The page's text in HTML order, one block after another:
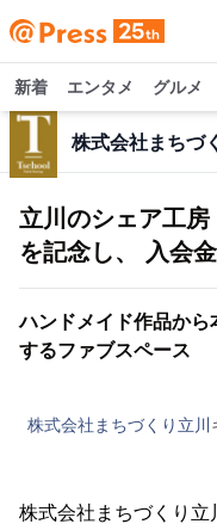
新着 エンタメ グルメ
株式会社まちづ
立川のシェア工
を記念し、 入会
ハンドメイド作品か
するファブスペース
株式会社まちづくり立川
株式会社まちづくり